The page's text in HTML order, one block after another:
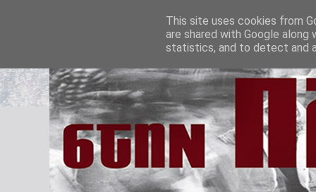
This site uses cookies from
are shared with Google
statistics, and to detect and